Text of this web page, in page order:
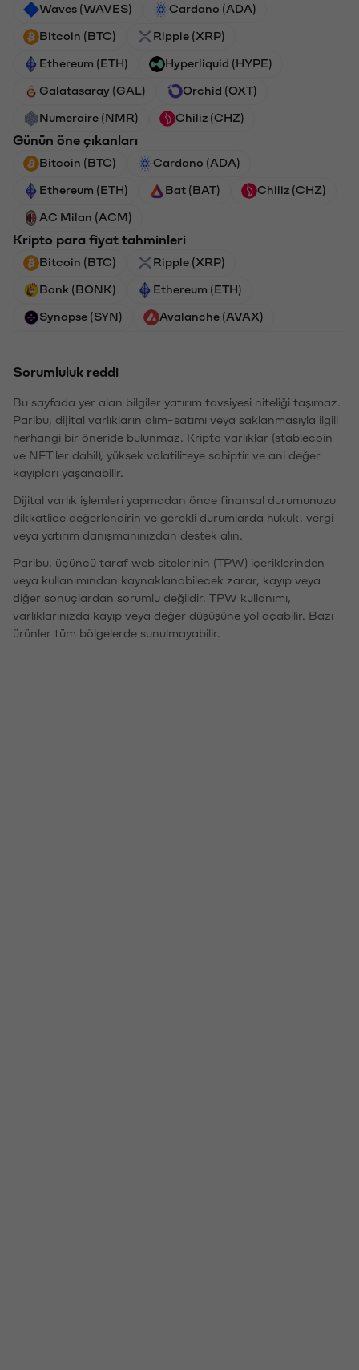
Waves (WAVES) Cardano (ADA)
Bitcoin (BTC) Ripple (XRP)
Ethereum (ETH) Hyperliquid (HYPE)
Galatasaray (GAL) Orchid (OXT)
Numeraire (NMR) Chiliz (CHZ)
Günün öne çıkanları
Bitcoin (BTC) Cardano (ADA)
Ethereum (ETH) Bat (BAT) Chiliz (CHZ)
AC Milan (ACM)
Kripto para fiyat tahminleri
Bitcoin (BTC) Ripple (XRP)
Bonk (BONK) Ethereum (ETH)
Synapse (SYN) Avalanche (AVAX)
Sorumluluk reddi
Bu sayfada yer alan bilgiler yatırım tavsiyesi niteliği taşımaz.
Paribu, dijital varlıkların alım-satımı veya saklanmasıyla ilgili
herhangi bir öneride bulunmaz. Kripto varlıklar (stablecoin
ve NFT'ler dahil), yüksek volatiliteye sahiptir ve ani değer
kayıpları yaşanabilir.
Dijital varlık işlemleri yapmadan önce finansal durumunuzu
dikkatlice değerlendirin ve gerekli durumlarda hukuk, vergi
veya yatırım danışmanınızdan destek alın.
Paribu, üçüncü taraf web sitelerinin (TPW) içeriklerinden
veya kullanımından kaynaklanabilecek zarar, kayıp veya
diğer sonuçlardan sorumlu değildir. TPW kullanımı,
varlıklarınızda kayıp veya değer düşüşüne yol açabilir. Bazı
ürünler tüm bölgelerde sunulmayabilir.